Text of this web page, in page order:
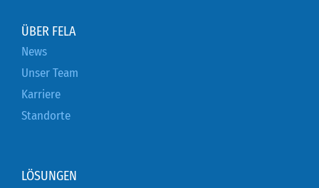
ÜBER FELA
News
Unser Team
Karriere
Standorte
LÖSUNGEN